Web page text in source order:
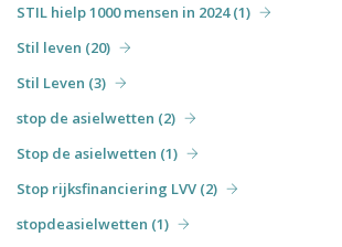
STIL hielp 1000 mensen in 2024 (1)
Stil leven (20)
Stil Leven (3)
stop de asielwetten (2)
Stop de asielwetten (1)
Stop rijksfinanciering LVV (2)
stopdeasielwetten (1)